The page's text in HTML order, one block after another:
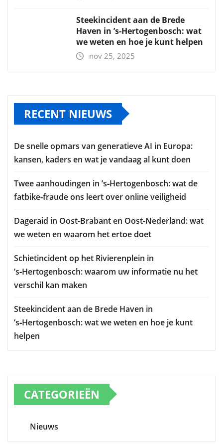
Steekincident aan de Brede
Haven in ’s‑Hertogenbosch: wat
we weten en hoe je kunt helpen
nov 25, 2025
RECENT NIEUWS
De snelle opmars van generatieve AI in Europa:
kansen, kaders en wat je vandaag al kunt doen
Twee aanhoudingen in ’s‑Hertogenbosch: wat de
fatbike‑fraude ons leert over online veiligheid
Dageraid in Oost-Brabant en Oost-Nederland: wat
we weten en waarom het ertoe doet
Schietincident op het Rivierenplein in
’s‑Hertogenbosch: waarom uw informatie nu het
verschil kan maken
Steekincident aan de Brede Haven in
’s‑Hertogenbosch: wat we weten en hoe je kunt
helpen
CATEGORIEËN
Nieuws